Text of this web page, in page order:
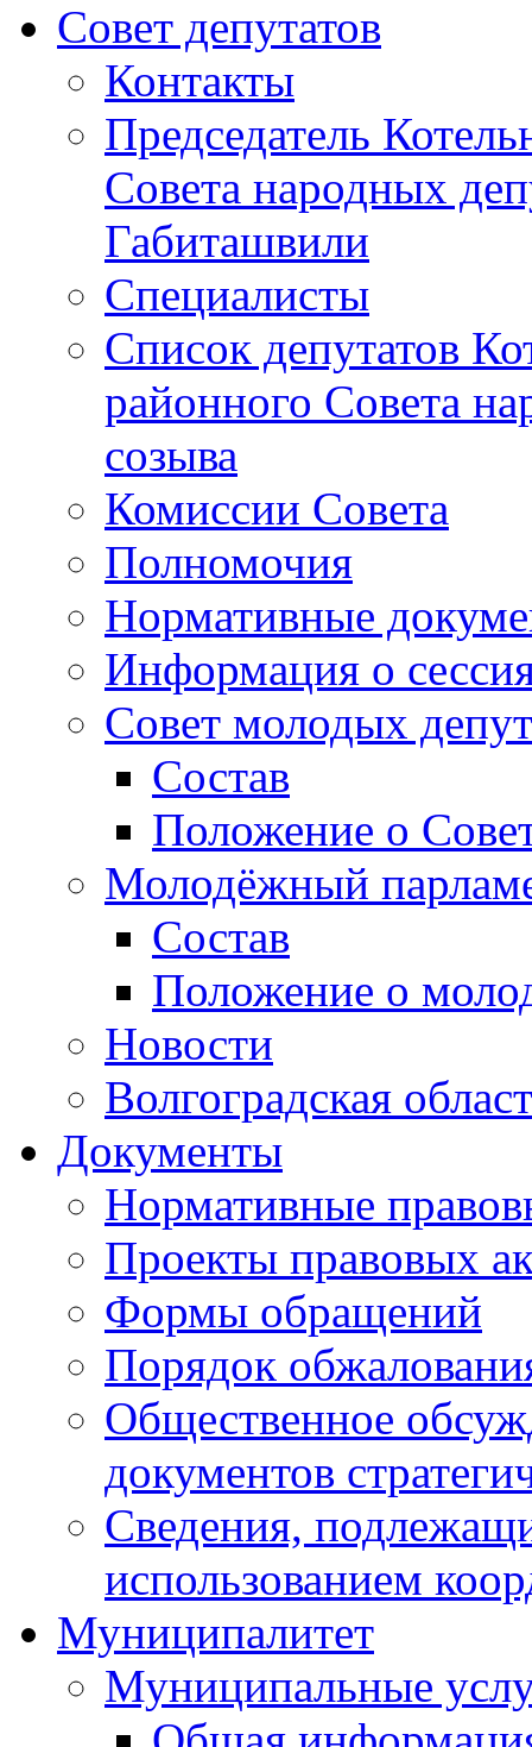
Совет депутатов
Контакты
Председатель
Совета народных
Габиташвили
Специалисты
Список депутатов
районного Совета
созыва
Комиссии Совета
Полномочия
Нормативные
Информация о
Совет молодых
Состав
Положение о
Молодёжный
Состав
Положение о
Новости
Волгоградская
Документы
Нормативные
Проекты правовых
Формы обращений
Порядок
Общественное
документов
Сведения,
использованием
Муниципалитет
Муниципальные